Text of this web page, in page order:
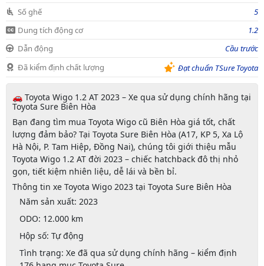
Số ghế
5
Dung tích động cơ
1.2
Dẫn động
Cầu trước
Đã kiểm định chất lượng
Đạt chuẩn TSure Toyota
🚗 Toyota Wigo 1.2 AT 2023 – Xe qua sử dụng chính hãng tại
Toyota Sure Biên Hòa
Bạn đang tìm mua Toyota Wigo cũ Biên Hòa giá tốt, chất
lượng đảm bảo? Tại Toyota Sure Biên Hòa (A17, KP 5, Xa Lộ
Hà Nội, P. Tam Hiệp, Đồng Nai), chúng tôi giới thiệu mẫu
Toyota Wigo 1.2 AT đời 2023– chiếc hatchback đô thị nhỏ
gọn, tiết kiệm nhiên liệu, dễ lái và bền bỉ.
Thông tin xe Toyota Wigo 2023 tại Toyota Sure Biên Hòa
Năm sản xuất: 2023
ODO: 12.000 km
Hộp số: Tự động
Tình trạng: Xe đã qua sử dụng chính hãng – kiểm định